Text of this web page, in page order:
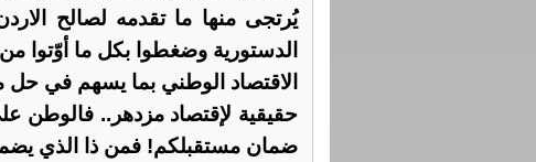
يُرتجى منها ما تقدمه لصالح
الدستورية وضغطوا بكل ما أوّتوا
الاقتصاد الوطني بما يسهم في
حقيقية لإقتصاد مزدهر.. فالوطن
ضمان مستقبلكم! فمن ذا الذي